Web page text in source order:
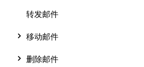
转发邮件
移动邮件
删除邮件